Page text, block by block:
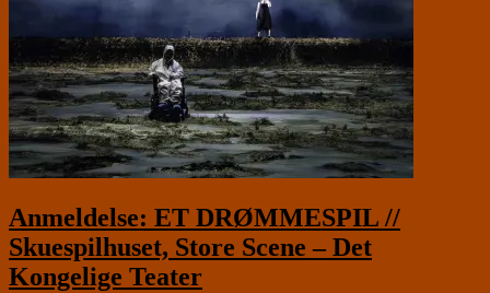
Anmeldelse: ET DRØMMESPIL //
Skuespilhuset, Store Scene – Det
Kongelige Teater